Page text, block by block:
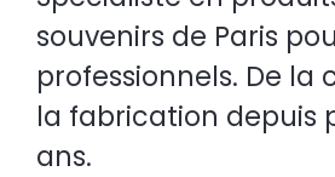
souvenirs de Paris
professionnels. De la
la fabrication depuis
ans.